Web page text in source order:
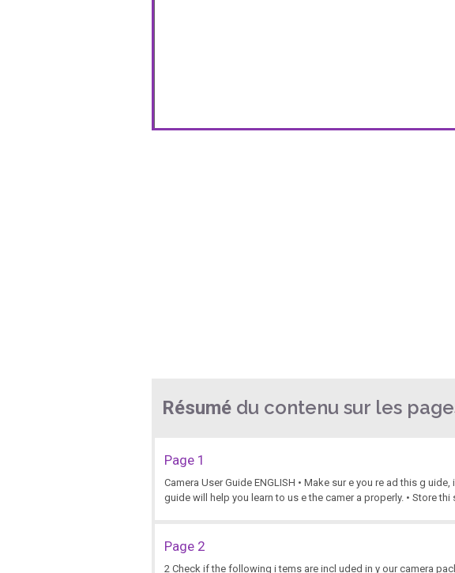
Résumé du contenu sur les
Page 1
Camera User Guide ENGLISH • Make sur e you re ad this g
guide will help you learn to us e the camer a properly. • Store
Page 2
2 Check if the following i tems are incl uded in y our camera